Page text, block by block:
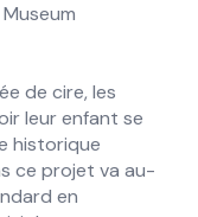
de cire, les
leur enfant se
historique
ce projet va au-
en